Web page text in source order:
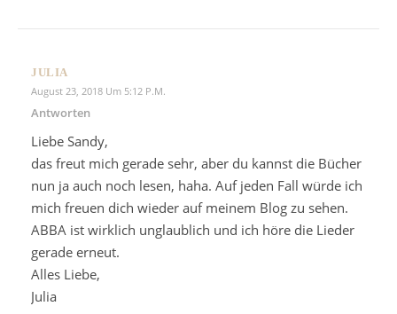
JULIA
August 23, 2018 Um 5:12 P.m.
Antworten
Liebe Sandy,
das freut mich gerade sehr, aber du kannst die Bücher
nun ja auch noch lesen, haha. Auf jeden Fall würde ich
mich freuen dich wieder auf meinem Blog zu sehen.
ABBA ist wirklich unglaublich und ich höre die Lieder
gerade erneut.
Alles Liebe,
Julia